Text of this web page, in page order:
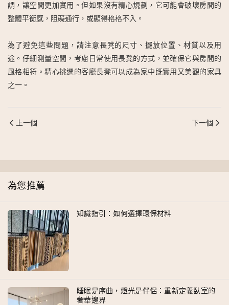
調，讓空間更加實用。但如果沒有精心規劃，它可能會破壞房間的
整體平衡感，阻礙通行，或顯得格格不入。
為了避免這些問題，請注意長凳的尺寸、擺放位置、材質以及用
途。仔細測量空間，考慮日常使用長凳的方式，並確保它與房間的
風格相符。精心挑選的客廳長凳可以成為家中既實用又美觀的家具
之一。
上一個 下一個
為您推薦
知識指引：如何選擇環保材料
睡眠是序曲，燈光是伴侶：重新定義臥室的
奢華邊界